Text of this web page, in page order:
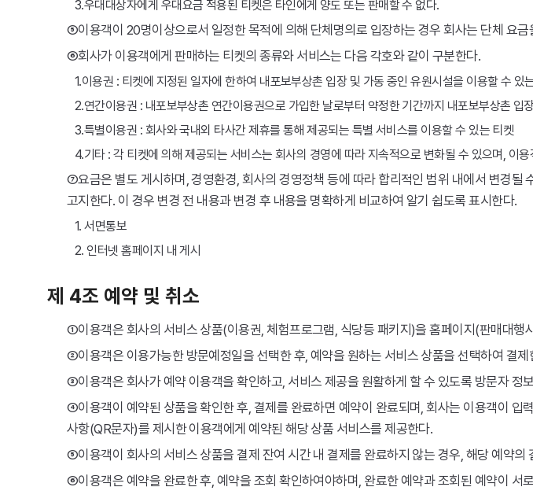
3.우대대상자에게 우대요금 적용된 티켓은 타인에게 양도 또는 판매할 수 없다.
⑤이용객이 20명이상으로서 일정한 목적에 의해 단체명의로 입장하는 경우 회사는 단체 요금
⑥회사가 이용객에게 판매하는 티켓의 종류와 서비스는 다음 각호와 같이 구분한다.
1.이용권 : 티켓에 지정된 일자에 한하여 내포보부상촌 입장 및 가동 중인 유원시설을 이용할 수
2.연간이용권 : 내포보부상촌 연간이용권으로 가입한 날로부터 약정한 기간까지 내포보부상촌
3.특별이용권 : 회사와 국내외 타사간 제휴를 통해 제공되는 특별 서비스를 이용할 수 있는 티켓
4.기타 : 각 티켓에 의해 제공되는 서비스는 회사의 경영에 따라 지속적으로 변화될 수 있으며, 이
⑦요금은 별도 게시하며, 경영환경, 회사의 경영정책 등에 따라 합리적인 범위 내에서 변경될
고지한다. 이 경우 변경 전 내용과 변경 후 내용을 명확하게 비교하여 알기 쉽도록 표시한다.
1. 서면통보
2. 인터넷 홈페이지 내 게시
제 4조 예약 및 취소
①이용객은 회사의 서비스 상품(이용권, 체험프로그램, 식당등 패키지)을 홈페이지(판매대행
②이용객은 이용가능한 방문예정일을 선택한 후, 예약을 원하는 서비스 상품을 선택하여 결제
③이용객은 회사가 예약 이용객을 확인하고, 서비스 제공을 원활하게 할 수 있도록 방문자 정
④이용객이 예약된 상품을 확인한 후, 결제를 완료하면 예약이 완료되며, 회사는 이용객이
사항(QR문자)를 제시한 이용객에게 예약된 해당 상품 서비스를 제공한다.
⑤이용객이 회사의 서비스 상품을 결제 잔여 시간 내 결제를 완료하지 않는 경우, 해당 예약의
⑥이용객은 예약을 완료한 후, 예약을 조회 확인하여야하며, 완료한 예약과 조회된 예약이 서